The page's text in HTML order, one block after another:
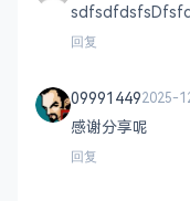
回复
099914492025-
感谢分享呢
回复